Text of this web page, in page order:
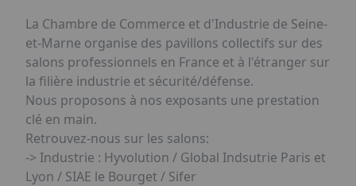
La Chambre de Commerce et d'Industrie de Seine-
et-Marne organise des pavillons collectifs sur des
salons professionnels en France et à l'étranger sur
la filière industrie et sécurité/défense.
Nous proposons à nos exposants une prestation
clé en main.
Retrouvez-nous sur les salons:
-> Industrie : Hyvolution / Global Indsutrie Paris et
Lyon / SIAE le Bourget / Sifer